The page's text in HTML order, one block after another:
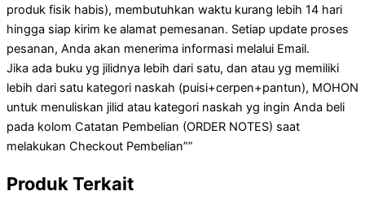
produk fisik habis), membutuhkan waktu kurang lebih 14 hari
hingga siap kirim ke alamat pemesanan. Setiap update proses
pesanan, Anda akan menerima informasi melalui Email.
Jika ada buku yg jilidnya lebih dari satu, dan atau yg memiliki
lebih dari satu kategori naskah (puisi+cerpen+pantun), MOHON
untuk menuliskan jilid atau kategori naskah yg ingin Anda beli
pada kolom Catatan Pembelian (ORDER NOTES) saat
melakukan Checkout Pembelian””
Produk Terkait